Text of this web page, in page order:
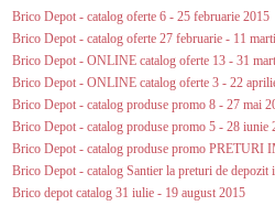
Brico Depot - catalog oferte 6 - 25 februarie 2015
Brico Depot - catalog oferte 27 februarie - 11
Brico Depot - ONLINE catalog oferte 13 - 31
Brico Depot - ONLINE catalog oferte 3 - 22
Brico Depot - catalog produse promo 8 - 27 mai
Brico Depot - catalog produse promo 5 - 28 iunie
Brico Depot - catalog produse promo
Brico Depot - catalog Santier la preturi de
Brico depot catalog 31 iulie - 19 august 2015